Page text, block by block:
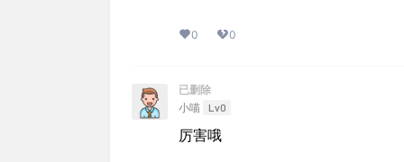
0 0
已删除
小喵
Lv0
厉害哦